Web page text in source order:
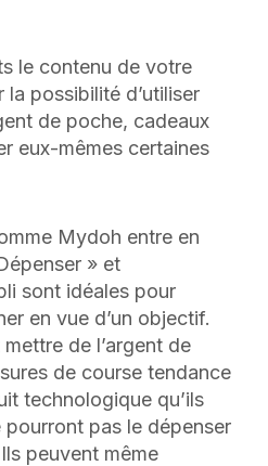
le contenu de votre
possibilité d’utiliser
de poche, cadeaux
eux-mêmes certaines
Mydoh entre en
» et
sont idéales pour
en vue d’un objectif.
de l’argent de
de course tendance
technologique qu’ils
pas le dépenser
peuvent même